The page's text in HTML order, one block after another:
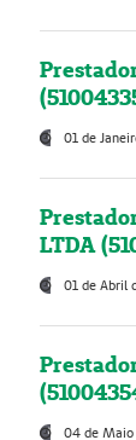
01 de
LTDA
01 de Abril
04 de Maio